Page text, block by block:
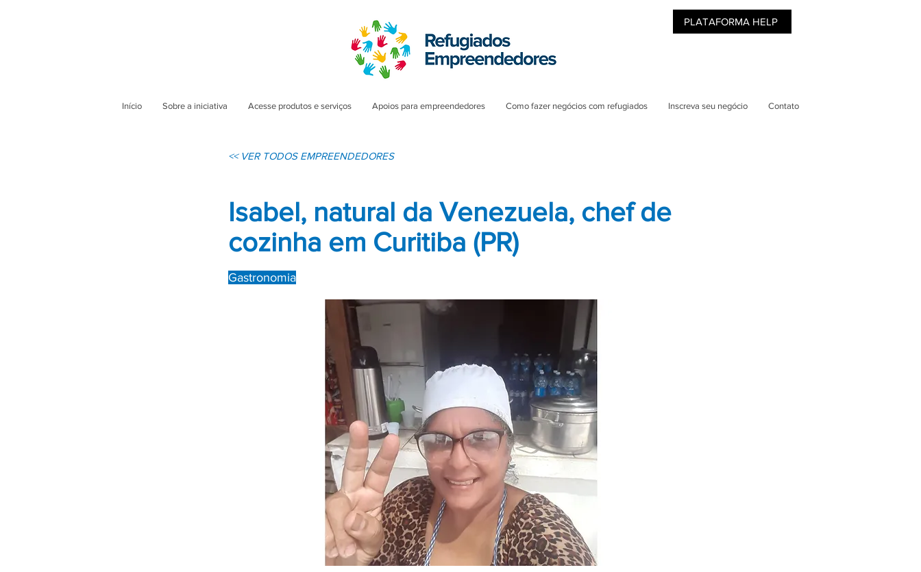
PLATAFORMA HELP
Início Sobre a iniciativa Acesse produtos e serviços Apoios para empreendedores Como fazer negócios com refugiados Inscreva seu negócio Contato
<< VER TODOS EMPREENDEDORES
Isabel, natural da Venezuela, chef de
cozinha em Curitiba (PR)
Gastronomia